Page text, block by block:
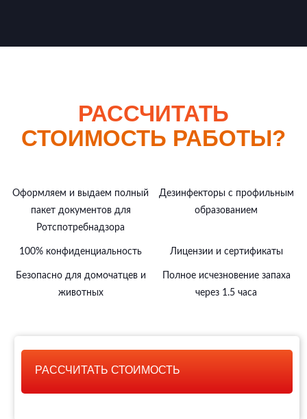
РАССЧИТАТЬ
СТОИМОСТЬ РАБОТЫ?
Оформляем и выдаем полный
пакет документов для
Ротспотребнадзора
Дезинфекторы с профильным
образованием
100% конфиденциальность Лицензии и сертификаты
Безопасно для домочатцев и
животных
Полное исчезновение запаха
через 1.5 часа
РАССЧИТАТЬ СТОИМОСТЬ